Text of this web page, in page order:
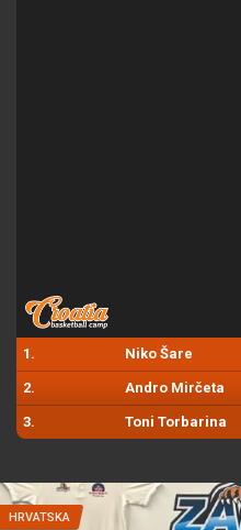
1. Niko Šare
2. Andro Mirčeta
3. Toni Torbarina
HRVATSKA